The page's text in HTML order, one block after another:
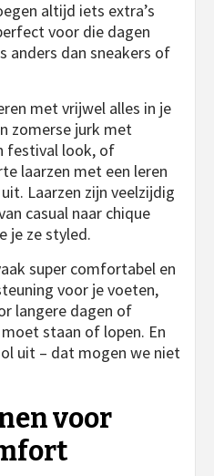
altijd iets extra’s
voor die dagen
anders dan sneakers of
met vrijwel alles in je
zomerse jurk met
festival look, of
laarzen met een leren
Laarzen zijn veelzijdig
casual naar chique
je ze styled.
super comfortabel en
voor je voeten,
langere dagen of
staan of lopen. En
uit – dat mogen we niet
voor